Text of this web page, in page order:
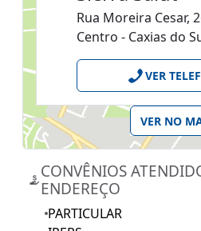
Rua Moreira Cesar,
Centro - Caxias do
VER
VER NO
CONVÊNIOS
ENDEREÇO
PARTICULAR